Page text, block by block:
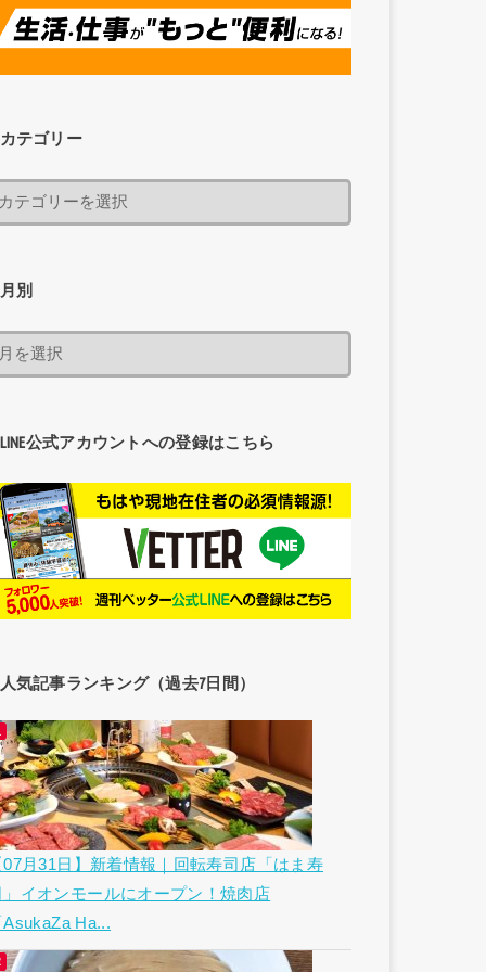
カテゴリー
月別
LINE公式アカウントへの登録はこちら
人気記事ランキング（過去7日間）
07月31日】新着情報｜回転寿司店「はま寿
」イオンモールにオープン！焼肉店
AsukaZa Ha...